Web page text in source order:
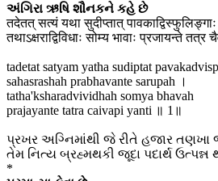
અંગિરા ઋષિ શૌનકને કહે છે
तदेतत् सत्यं यथा सुदीप्तात्
तथाऽक्षराद्विविधाः सोम्य भावाः प्रजायन्ते तत्र
tadetat satyam yatha sudiptat
sahasrashah prabhavante sarupah ।
tatha'ksharadvividhah somya bhavah
prajayante tatra caivapi yanti ॥ 1॥
પ્રખર અગ્નિમાંથી જે રીતે હજાર તણખા
તેમ નિત્ય બ્રહ્મથકી જૂદા પદાર્થ ઉત્પન્ન
*